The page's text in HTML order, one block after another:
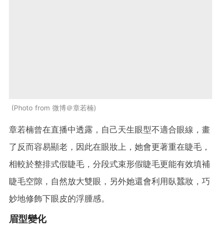
Photo from 微博＠章若楠
章若楠曾在直播中透露，自己天生眼型不適合眼線，畫
了反而容易顯老，因此在眼妝上，她會更著重在睫毛，
相較於整排式假睫毛，分段式束形假睫毛更能有效填補
睫毛空隙，自然放大雙眼，另外她還會利用臥蠶妝，巧
妙地修飾下眼皮的浮腫感。
眉型變化